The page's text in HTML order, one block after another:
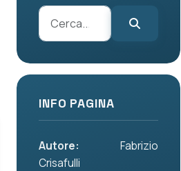
INFO PAGINA
Autore: Fabrizio
Crisafulli